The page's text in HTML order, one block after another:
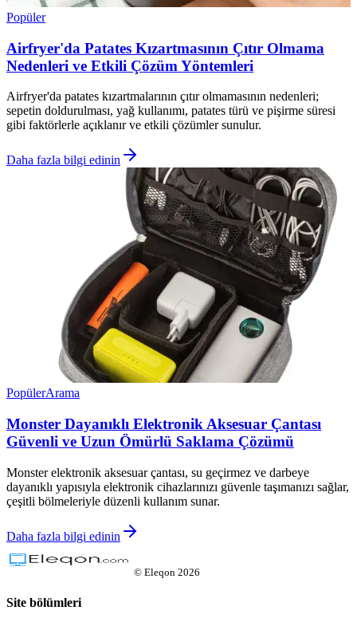
Popüler
Airfryer'da Patates Kızartmasının Çıtır Olmama
Nedenleri ve Etkili Çözüm Yöntemleri
Airfryer'da patates kızartmalarının çıtır olmamasının nedenleri;
sepetin doldurulması, yağ kullanımı, patates türü ve pişirme süresi
gibi faktörlerle açıklanır ve etkili çözümler sunulur.
Daha fazla bilgi edinin
PopülerArama
Monster Dayanıklı Elektronik Aksesuar Çantası
Güvenli ve Uzun Ömürlü Saklama Çözümü
Monster elektronik aksesuar çantası, su geçirmez ve darbeye
dayanıklı yapısıyla elektronik cihazlarınızı güvenle taşımanızı sağlar,
çeşitli bölmeleriyle düzenli kullanım sunar.
Daha fazla bilgi edinin
© Eleqon 2026
Site bölümleri